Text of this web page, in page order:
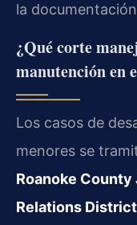
la
¿Qué corte
manutención en
Los casos de
menores se
Roanoke
Relations